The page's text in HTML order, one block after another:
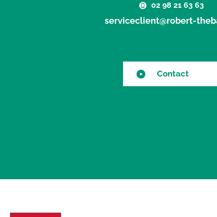
02 98 21 63 63
serviceclient@robert-
Contact